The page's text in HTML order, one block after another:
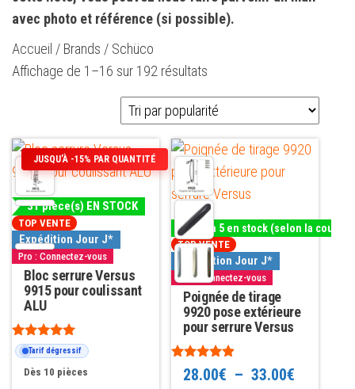
avec photo et référence (si possible).
Accueil / Brands / Schüco
Affichage de 1–16 sur 192 résultats
popularité
JUSQU’À -15% PAR QUANTITÉ
31 pièce(s) EN STOCK
Expédition Jour J*
Pro : Connectez-vous
Bloc serrure Versus
9915 pour coulissant
ALU
Note
4.87
sur 5
Tarif dégressif
Dès 10 pièces
Jusqu'à 5 en stock (selon la
Expédition Jour J*
Pro : Connectez-vous
Poignée de tirage
9920 pose extérieure
pour serrure Versus
Note
4.7428.00€ – 33.00€Plage
Ce
produit
a
plusieurs
variations.
options
peuvent
être
choisies
sur